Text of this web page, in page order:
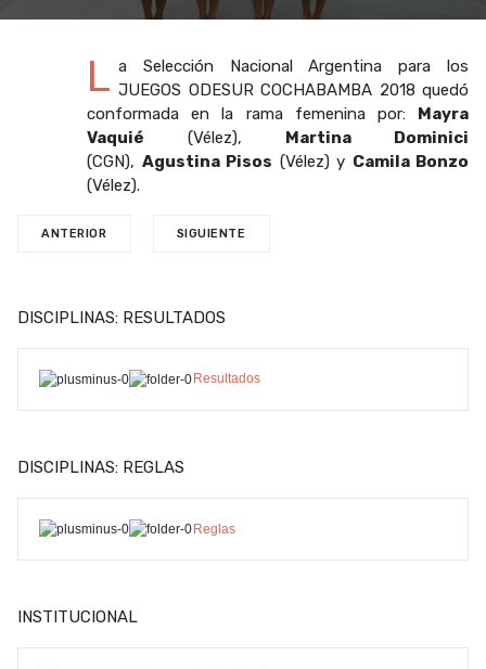
L a Selección Nacional Argentina para los
JUEGOS ODESUR COCHABAMBA 2018 quedó
conformada en la rama femenina por: Mayra
Vaquié (Vélez), Martina Dominici
(CGN), Agustina Pisos (Vélez) y Camila Bonzo
(Vélez).
ANTERIOR SIGUIENTE
DISCIPLINAS: RESULTADOS
Resultados
DISCIPLINAS: REGLAS
Reglas
INSTITUCIONAL